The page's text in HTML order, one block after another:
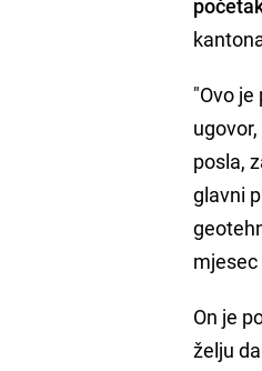
"Ovo
posla,
glavni
mjesec
On je
želju